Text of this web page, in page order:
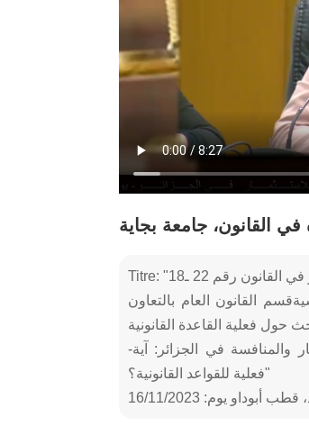
القانون، جامعة بجاية
القانون العام بالتعاون
حول فعلية القاعدة القانونية
-وفرقة مشروع البحث التكويني الجامعي حول: "قانون الاستثمار والمنافسة في الجزائر: آية
فعلية للقواعد القانونية؟"